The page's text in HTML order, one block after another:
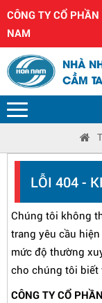
CÔNG TY CỔ
NAM
NHÀ
CẦM
LỖI 404 -
Chúng tôi không
trang yêu cầu
mức độ thường
cho chúng tôi biết
CÔNG TY CỔ